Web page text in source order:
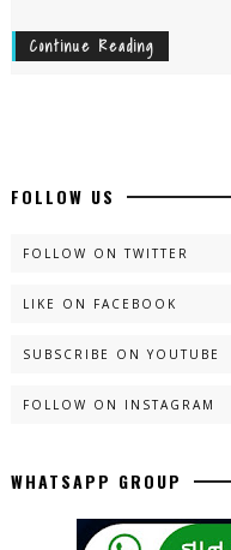
Continue Reading
FOLLOW US
FOLLOW ON TWITTER
LIKE ON FACEBOOK
SUBSCRIBE ON YOUTUBE
FOLLOW ON INSTAGRAM
WHATSAPP GROUP